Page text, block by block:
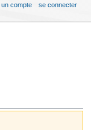
compte se connecter